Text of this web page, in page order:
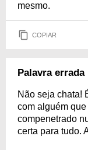
mesmo.
COPIAR
Palavra
Não seja chata!
com alguém
compenetrado
certa para tudo.